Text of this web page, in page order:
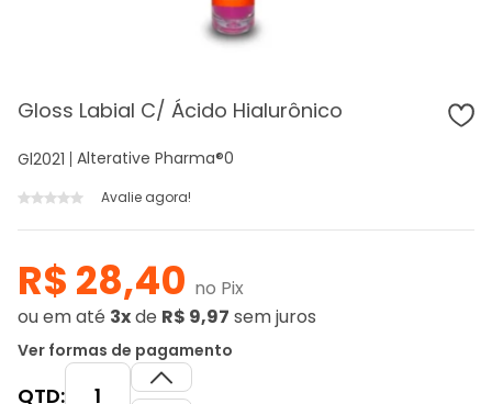
Gloss Labial C/ Ácido Hialurônico
Gl2021 Alterative Pharma®0
Avalie agora!
R$ 28,40 no Pix
ouem até 3xde R$ 9,97 sem juros
Ver formas de pagamento
QTD: